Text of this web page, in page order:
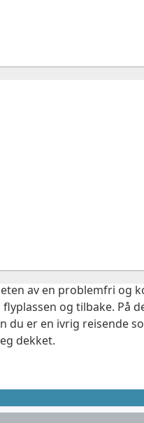
av en problemfri og
og tilbake. På
du er en ivrig reisende
dekket.